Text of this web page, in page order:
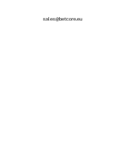
sales@betcore.eu